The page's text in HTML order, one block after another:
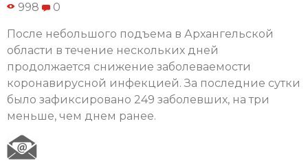
998 0
После небольшого подъема в Архангельской
области в течение нескольких дней
продолжается снижение заболеваемости
коронавирусной инфекцией. За последние сутки
было зафиксировано 249 заболевших, на три
меньше, чем днем ранее.